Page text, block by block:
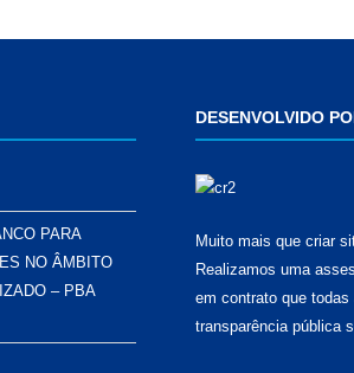
PARA
NO ÂMBITO
– PBA
DESENVOLVIDO
Muito mais que criar
Realizamos uma
em contrato que
transparência pública